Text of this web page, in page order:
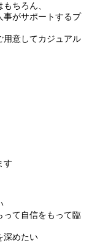
ちろん、
事がサポートするプ
用意してカジュアル
す
って自信をもって臨
深めたい